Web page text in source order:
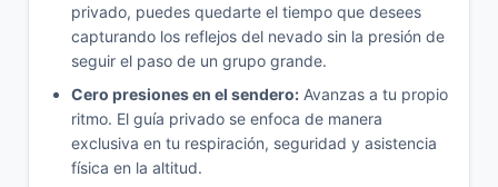
privado, puedes quedarte el tiempo que desees
capturando los reflejos del nevado sin la presión de
seguir el paso de un grupo grande.
Cero presiones en el sendero: Avanzas a tu propio
ritmo. El guía privado se enfoca de manera
exclusiva en tu respiración, seguridad y asistencia
física en la altitud.